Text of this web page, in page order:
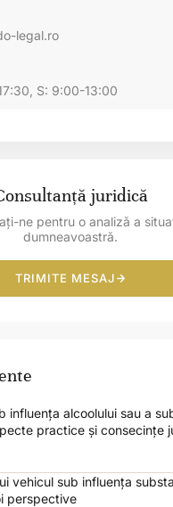
legal.ro
S: 9:00-13:00
juridică
ne pentru o analiză a
dumneavoastră.
TRIMITE MESAJ
influența alcoolului sau a
practice și consecințe
vehicul sub influența
perspective